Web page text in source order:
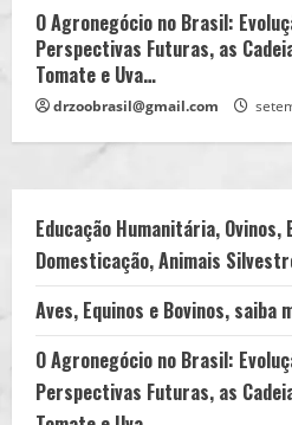
O Agronegócio no Brasil:
Perspectivas Futuras, as
Tomate e Uva…
drzoobrasil@gmail.com
Educação Humanitária, Ovinos,
Domesticação, Animais
Aves, Equinos e Bovinos, saiba
O Agronegócio no Brasil:
Perspectivas Futuras, as